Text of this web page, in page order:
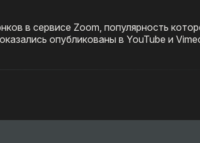
в сервисе Zoom, популярность
опубликованы в YouTube и